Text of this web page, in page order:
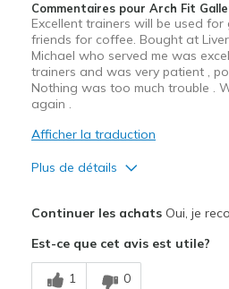
Commentaires pour Arch Fit
Excellent trainers will be used
friends for coffee. Bought at
Michael who served me was
trainers and was very patient ,
Nothing was too much trouble .
again .
Afficher la traduction
Plus de détails
Comfortable
Continuer les achatsOui, je
Est-ce que cet avis est utile?
1 0